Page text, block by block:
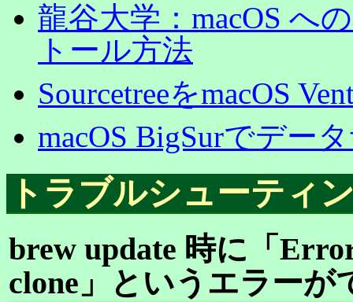
龍谷大学：macOS へ
トール方法
SourcetreeをmacOS
macOS BigSurでデー
トラブルシューティ
brew update 時に「
clone」というエラーが